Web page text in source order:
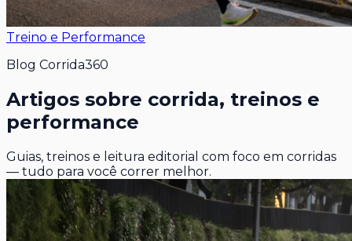
Treino e Performance
Blog Corrida360
Artigos sobre corrida, treinos e
performance
Guias, treinos e leitura editorial com foco em corridas
— tudo para você correr melhor.